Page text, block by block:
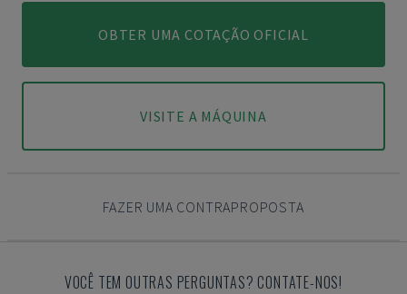
OBTER UMA COTAÇÃO OFICIAL
VISITE A MÁQUINA
FAZER UMA CONTRAPROPOSTA
VOCÊ TEM OUTRAS PERGUNTAS? CONTATE-NOS!